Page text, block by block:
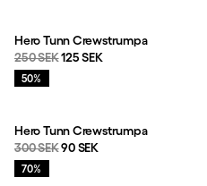
Hero Tunn Crewstrumpa
Originalpris:
250 SEKReapris:
125 SEK
Rea:
50%
Hero Tunn Crewstrumpa
Originalpris:
300 SEKReapris
90 SEK
Rea:
70%